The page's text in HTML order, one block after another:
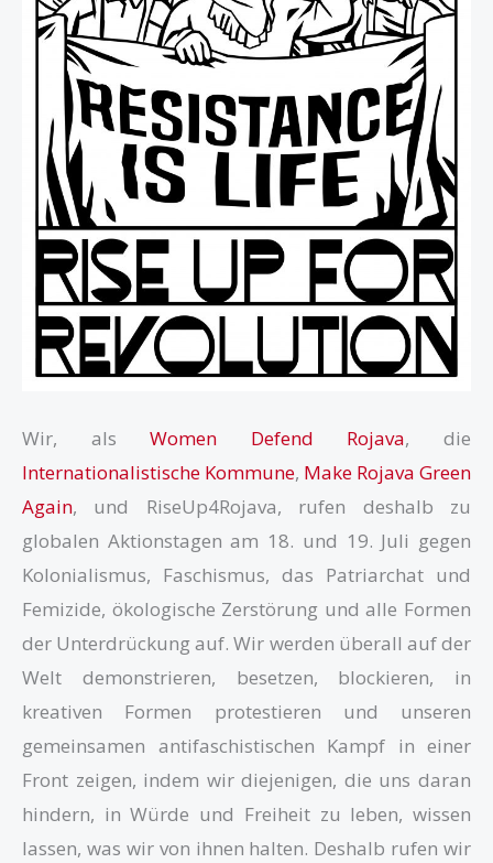
Wir, alsWomen Defend Rojava, die
Internationalistische Kommune, Make Rojava Green
Again, und RiseUp4Rojava, rufen deshalb zu
globalen Aktionstagen am 18. und 19. Juli gegen
Kolonialismus, Faschismus, das Patriarchat und
Femizide, ökologische Zerstörung und alle Formen
der Unterdrückung auf. Wir werden überall auf der
Welt demonstrieren, besetzen, blockieren, in
kreativen Formen protestieren und unseren
gemeinsamen antifaschistischen Kampf in einer
Front zeigen, indem wir diejenigen, die uns daran
hindern, in Würde und Freiheit zu leben, wissen
lassen, was wir von ihnen halten. Deshalb rufen wir